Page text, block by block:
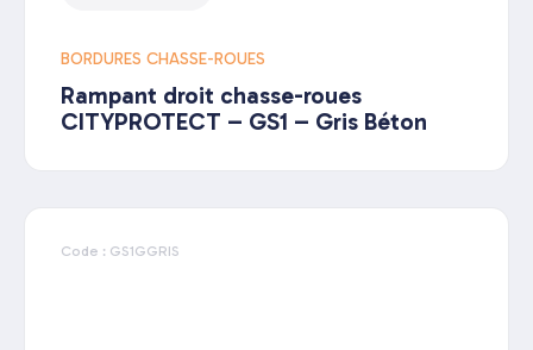
BORDURES CHASSE-ROUES
Rampant droit chasse-roues
CITYPROTECT – GS1 – Gris Béton
Code : GS1GGRIS